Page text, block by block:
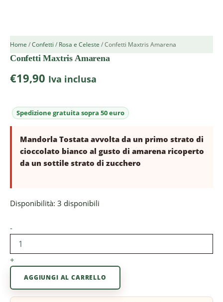
Home /Confetti / Rosa e Celeste / Confetti Maxtris Amarena
Confetti Maxtris Amarena
€19,90 Iva inclusa
Mandorla Tostata avvolta da un primo strato di
cioccolato bianco al gusto di amarena ricoperto
da un sottile strato di zucchero
Disponibilità: 3 disponibili
-
+
AGGIUNGI AL CARRELLO